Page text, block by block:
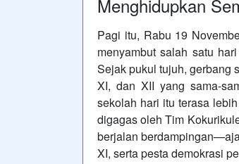
Menghidupkan
Pagi itu, Rabu 19
menyambut salah satu
Sejak pukul tujuh, gerbang
XI, dan XII yang sama-
sekolah hari itu terasa
digagas oleh Tim
berjalan
XI, serta pesta demokrasi